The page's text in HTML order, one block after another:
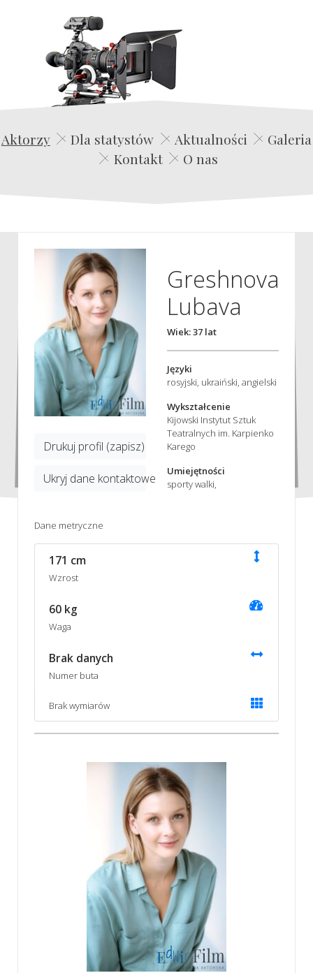
Edwin Film Agencja Aktorska
Aktorzy Dla statystów Aktualności
Galeria
Kontakt
O nas
Drukuj profil (zapisz)
Ukryj dane kontaktowe
Greshnova
Lubava
Wiek: 37 lat
Języki
rosyjski, ukraiński, angielski
Wykształcenie
Kijowski Instytut Sztuk
Teatralnych im. Karpienko
Karego
Umiejętności
sporty walki,
Dane metryczne
171 cm
Wzrost
60 kg
Waga
Brak danych
Numer buta
Brak wymiarów